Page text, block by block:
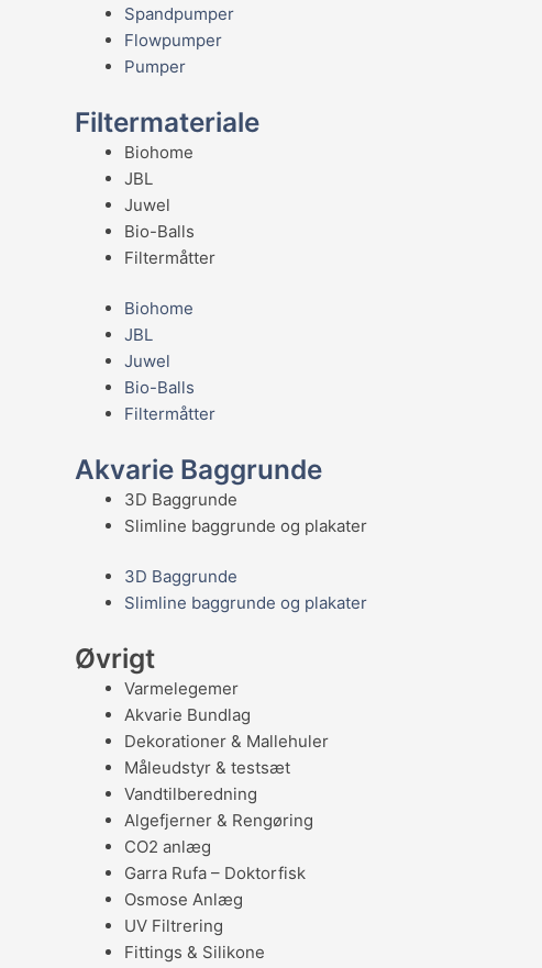
Spandpumper
Flowpumper
Pumper
Filtermateriale
Biohome
JBL
Juwel
Bio-Balls
Filtermåtter
Biohome
JBL
Juwel
Bio-Balls
Filtermåtter
Akvarie Baggrunde
3D Baggrunde
Slimline baggrunde og plakater
3D Baggrunde
Slimline baggrunde og plakater
Øvrigt
Varmelegemer
Akvarie Bundlag
Dekorationer & Mallehuler
Måleudstyr & testsæt
Vandtilberedning
Algefjerner & Rengøring
CO2 anlæg
Garra Rufa – Doktorfisk
Osmose Anlæg
UV Filtrering
Fittings & Silikone